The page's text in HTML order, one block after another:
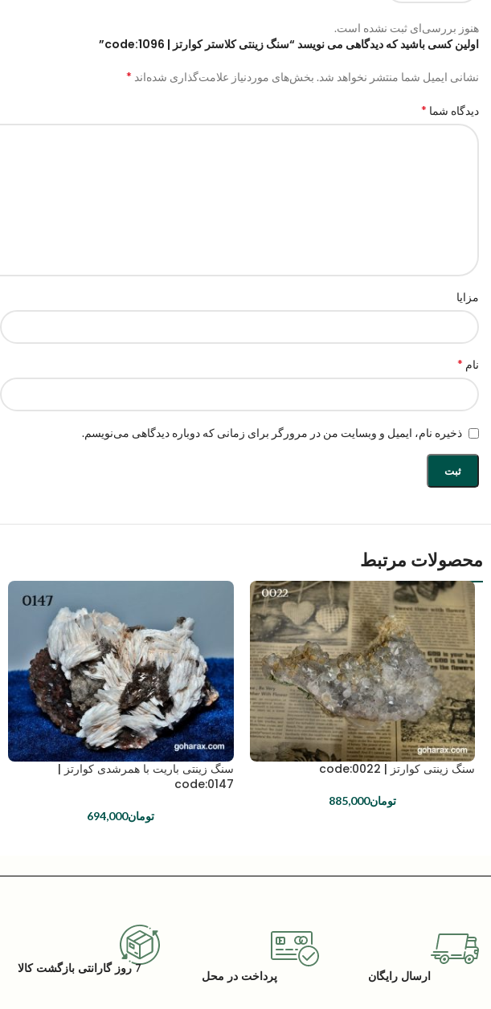
هنوز بررسی‌ای ثبت نشده است.
اولین کسی باشید که دیدگاهی می نویسد “سنگ زینتی کلاستر کوارتز | code:1096”
نشانی ایمیل شما منتشر نخواهد شد. بخش‌های موردنیاز علامت‌گذاری شده‌اند *
دیدگاه شما *
مزایا
نام *
ذخیره نام، ایمیل و وبسایت من در مرورگر برای زمانی که دوباره دیدگاهی می‌نویسم.
محصولات مرتبط
سنگ زینتی کوارتز | code:0022
تومان885,000
سنگ زینتی باریت با همرشدی کوارتز |
code:0147
تومان694,000
ارسال رایگان پرداخت در محل
7 روز گارانتی بازگشت کالا